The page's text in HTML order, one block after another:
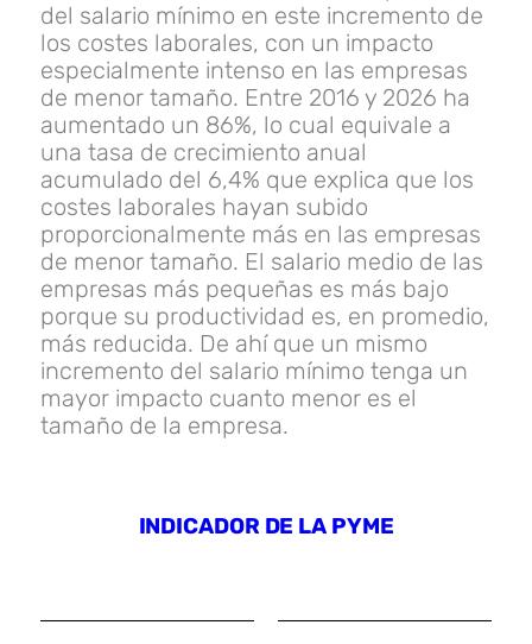
del salario mínimo en este incremento de
los costes laborales, con un impacto
especialmente intenso en las empresas
de menor tamaño. Entre 2016 y 2026 ha
aumentado un 86%, lo cual equivale a
una tasa de crecimiento anual
acumulado del 6,4% que explica que los
costes laborales hayan subido
proporcionalmente más en las empresas
de menor tamaño. El salario medio de las
empresas más pequeñas es más bajo
porque su productividad es, en promedio,
más reducida. De ahí que un mismo
incremento del salario mínimo tenga un
mayor impacto cuanto menor es el
tamaño de la empresa.
INDICADOR DE LA PYME